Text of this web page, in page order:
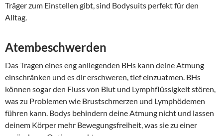
Träger zum Einstellen gibt, sind Bodysuits perfekt für den
Alltag.
Atembeschwerden
Das Tragen eines eng anliegenden BHs kann deine Atmung
einschränken und es dir erschweren, tief einzuatmen. BHs
können sogar den Fluss von Blut und Lymphflüssigkeit stören,
was zu Problemen wie Brustschmerzen und Lymphödemen
führen kann. Bodys behindern deine Atmung nicht und lassen
deinem Körper mehr Bewegungsfreiheit, was sie zu einer